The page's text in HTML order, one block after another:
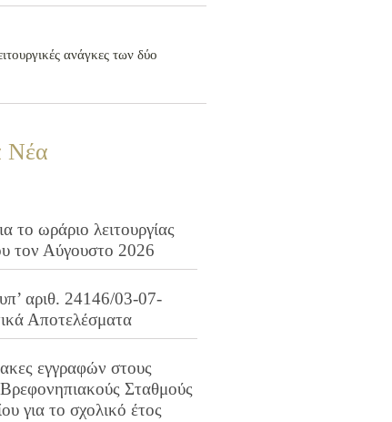
ανάγκες των δύο
Νέα
το ωράριο λειτουργίας
τον Αύγουστο 2026
αριθ. 24146/03-07-
Αποτελέσματα
εγγραφών στους
Σταθμούς
για το σχολικό έτος